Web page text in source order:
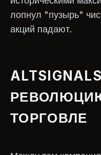
лопнул "пузырь"
акций падают.
ТОРГОВЛЕ